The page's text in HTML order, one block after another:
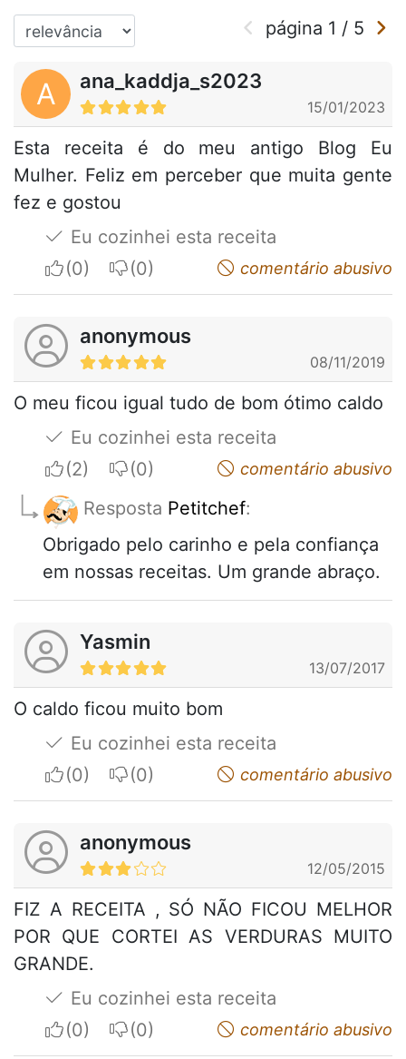
página 1 / 5
A ana_kaddja_s2023
15/01/2023
Esta receita é do meu antigo Blog Eu
Mulher. Feliz em perceber que muita gente
fez e gostou
Eu cozinhei esta receita
I apreciateI do not appreciatecomentário abusivo
anonymous
08/11/2019
O meu ficou igual tudo de bom ótimo caldo
Eu cozinhei esta receita
I apreciateI do not appreciatecomentário abusivo
Resposta Petitchef:
Obrigado pelo carinho e pela confiança
em nossas receitas. Um grande abraço.
Yasmin
13/07/2017
O caldo ficou muito bom
Eu cozinhei esta receita
I apreciateI do not appreciatecomentário abusivo
anonymous
12/05/2015
FIZ A RECEITA , SÓ NÃO FICOU MELHOR
POR QUE CORTEI AS VERDURAS MUITO
GRANDE.
Eu cozinhei esta receita
I apreciateI do not appreciatecomentário abusivo